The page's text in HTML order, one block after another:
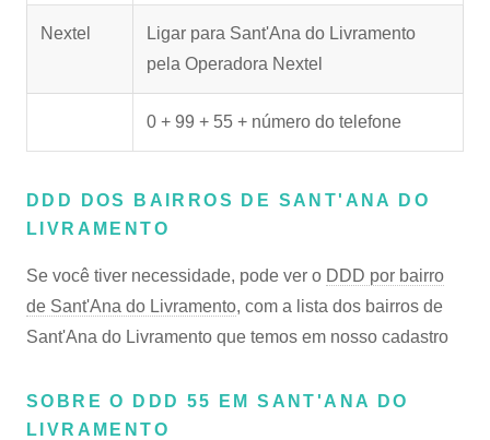
Nextel
Ligar para Sant'Ana do Livramento
pela Operadora Nextel
0 + 99 + 55 + número do telefone
DDD DOS BAIRROS DE SANT'ANA DO
LIVRAMENTO
Se você tiver necessidade, pode ver o DDD por bairro
de Sant'Ana do Livramento, com a lista dos bairros de
Sant'Ana do Livramento que temos em nosso cadastro
SOBRE O DDD 55 EM SANT'ANA DO
LIVRAMENTO